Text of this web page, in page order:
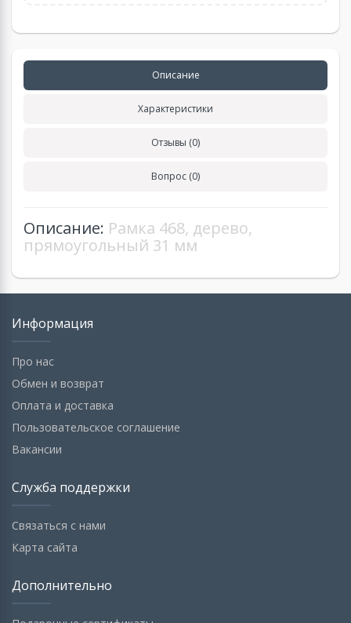
Описание
Характеристики
Отзывы (0)
Вопрос (0)
Описание: Рамка 468, дерево,
прямоугольный 31 мм
Информация
Про нас
Обмен и возврат
Оплата и доставка
Пользовательское соглашение
Вакансии
Служба поддержки
Связаться с нами
Карта сайта
Дополнительно